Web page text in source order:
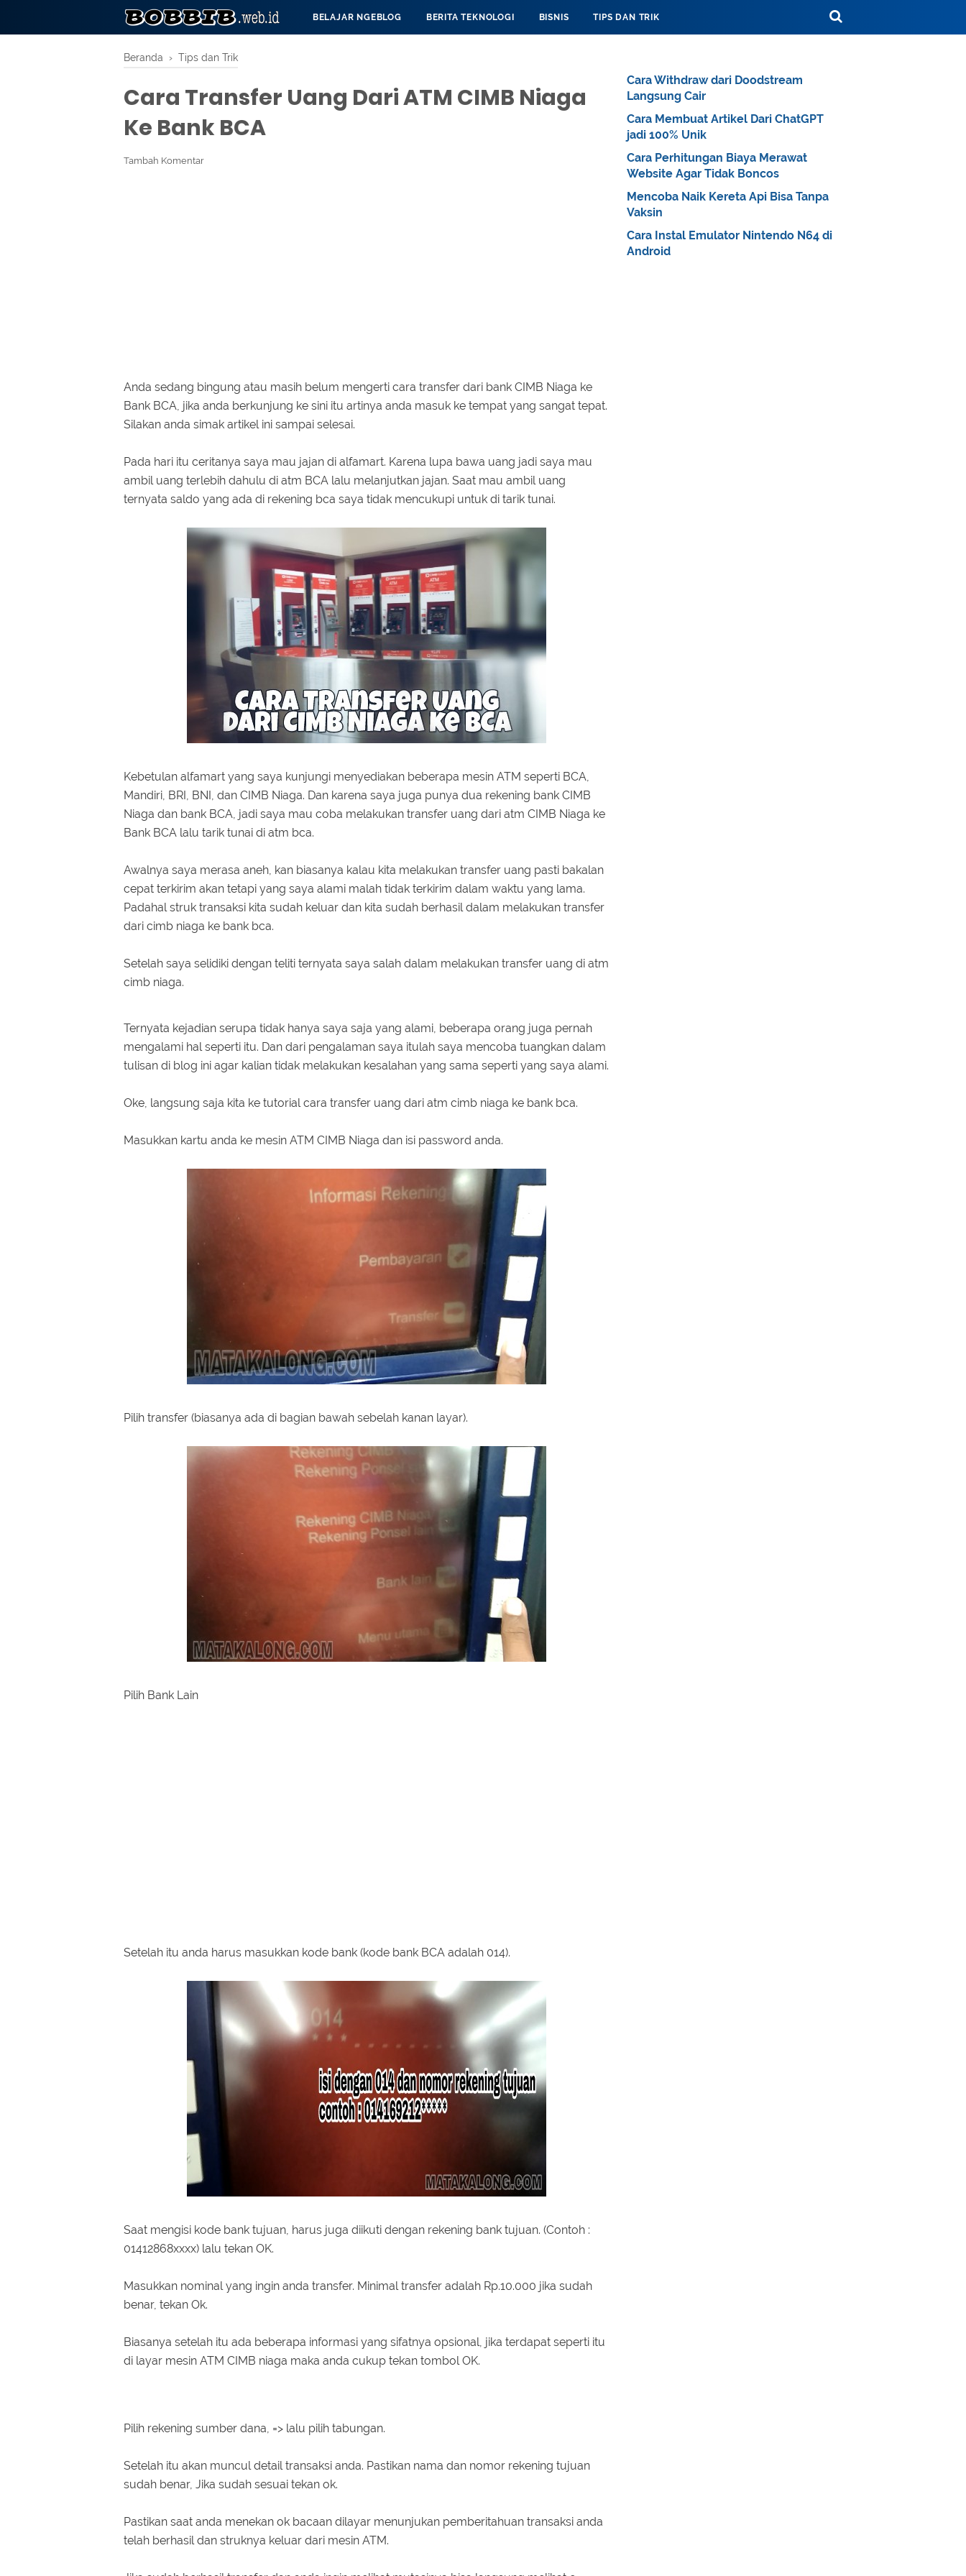
BELAJAR NGEBLOG BERITA TEKNOLOGI BISNIS TIPS DAN TRIK
Beranda › Tips dan Trik
Cara Transfer Uang Dari ATM CIMB Niaga
Ke Bank BCA
Tambah Komentar
Anda sedang bingung atau masih belum mengerti cara transfer dari bank CIMB Niaga ke
Bank BCA, jika anda berkunjung ke sini itu artinya anda masuk ke tempat yang sangat tepat.
Silakan anda simak artikel ini sampai selesai.
Pada hari itu ceritanya saya mau jajan di alfamart. Karena lupa bawa uang jadi saya mau
ambil uang terlebih dahulu di atm BCA lalu melanjutkan jajan. Saat mau ambil uang
ternyata saldo yang ada di rekening bca saya tidak mencukupi untuk di tarik tunai.
Kebetulan alfamart yang saya kunjungi menyediakan beberapa mesin ATM seperti BCA,
Mandiri, BRI, BNI, dan CIMB Niaga. Dan karena saya juga punya dua rekening bank CIMB
Niaga dan bank BCA, jadi saya mau coba melakukan transfer uang dari atm CIMB Niaga ke
Bank BCA lalu tarik tunai di atm bca.
Awalnya saya merasa aneh, kan biasanya kalau kita melakukan transfer uang pasti bakalan
cepat terkirim akan tetapi yang saya alami malah tidak terkirim dalam waktu yang lama.
Padahal struk transaksi kita sudah keluar dan kita sudah berhasil dalam melakukan transfer
dari cimb niaga ke bank bca.
Setelah saya selidiki dengan teliti ternyata saya salah dalam melakukan transfer uang di atm
cimb niaga.
Ternyata kejadian serupa tidak hanya saya saja yang alami, beberapa orang juga pernah
mengalami hal seperti itu. Dan dari pengalaman saya itulah saya mencoba tuangkan dalam
tulisan di blog ini agar kalian tidak melakukan kesalahan yang sama seperti yang saya alami.
Oke, langsung saja kita ke tutorial cara transfer uang dari atm cimb niaga ke bank bca.
Masukkan kartu anda ke mesin ATM CIMB Niaga dan isi password anda.
Pilih transfer (biasanya ada di bagian bawah sebelah kanan layar).
Pilih Bank Lain
Setelah itu anda harus masukkan kode bank (kode bank BCA adalah 014).
Saat mengisi kode bank tujuan, harus juga diikuti dengan rekening bank tujuan. (Contoh :
01412868xxxx) lalu tekan OK.
Masukkan nominal yang ingin anda transfer. Minimal transfer adalah Rp.10.000 jika sudah
benar, tekan Ok.
Biasanya setelah itu ada beberapa informasi yang sifatnya opsional, jika terdapat seperti itu
di layar mesin ATM CIMB niaga maka anda cukup tekan tombol OK.
Pilih rekening sumber dana, => lalu pilih tabungan.
Setelah itu akan muncul detail transaksi anda. Pastikan nama dan nomor rekening tujuan
sudah benar, Jika sudah sesuai tekan ok.
Pastikan saat anda menekan ok bacaan dilayar menunjukan pemberitahuan transaksi anda
telah berhasil dan struknya keluar dari mesin ATM.
Cara Withdraw dari Doodstream
Langsung Cair
Cara Membuat Artikel Dari ChatGPT
jadi 100% Unik
Cara Perhitungan Biaya Merawat
Website Agar Tidak Boncos
Mencoba Naik Kereta Api Bisa Tanpa
Vaksin
Cara Instal Emulator Nintendo N64 di
Android